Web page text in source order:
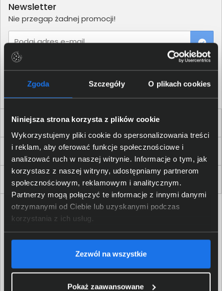
Zgoda Szczegóły O plikach cookies
Niniejsza strona korzysta z plików cookie
Wykorzystujemy pliki cookie do spersonalizowania treści
i reklam, aby oferować funkcje społecznościowe i
analizować ruch w naszej witrynie. Informacje o tym, jak
korzystasz z naszej witryny, udostępniamy partnerom
społecznościowym, reklamowym i analitycznym.
Partnerzy mogą połączyć te informacje z innymi danymi
otrzymanymi od Ciebie lub uzyskanymi podczas
korzystania z ich usług.
Zezwól na wszystkie
Pokaż zaawansowane
Dla Firm i Instytucji
Zakupy
Delkom 2000
Newsletter
Nie przegap żadnej promocji!
Podaj adres e-mail